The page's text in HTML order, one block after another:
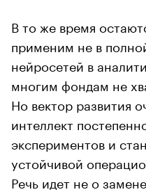
В то же время
применим не в
нейросетей в
многим фондам не
Но вектор развития
интеллект
экспериментов и
устойчивой
Речь идет не о